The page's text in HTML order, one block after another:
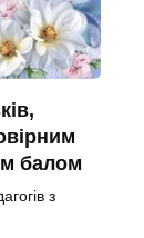
балом
з